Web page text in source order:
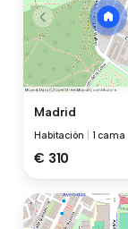
Madrid
Habitación 1 cama
€ 310